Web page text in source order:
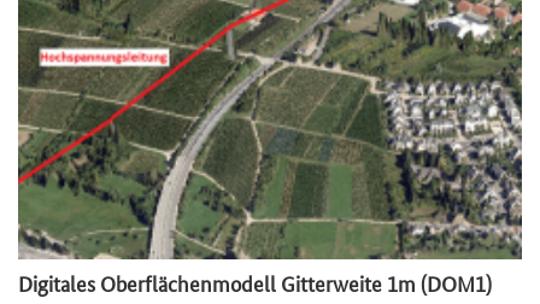
Digitales Oberflächenmodell Gitterweite 1m (DOM1)